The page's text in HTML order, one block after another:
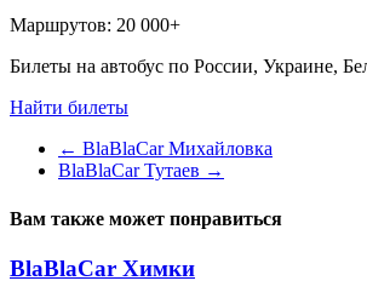
Маршрутов: 20 000+
Билеты на автобус по России, Украине,
Найти билеты
← BlaBlaCar Михайловка
BlaBlaCar Тутаев →
Вам также может понравиться
BlaBlaCar Химки